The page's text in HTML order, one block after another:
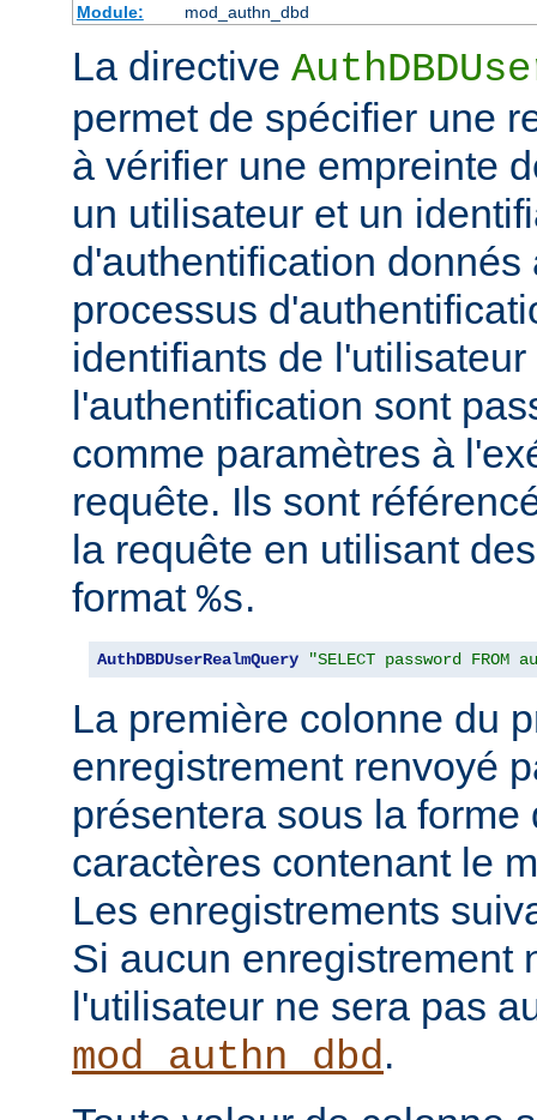
Module:
mod_authn_dbd
La directive
permet de spécifier une
à vérifier une empreinte
un utilisateur et un
d'authentification donnés
processus
identifiants de l'utilisateur
l'authentification sont
comme paramètres à
requête. Ils sont
la requête en utilisant
format %s.
AuthDBDUserRealmQuery "SELECT password FROM
La première colonne du
enregistrement renvoyé
présentera sous la
caractères contenant le
Les enregistrements
Si aucun enregistrement
l'utilisateur ne sera pas
mod_authn_dbd.